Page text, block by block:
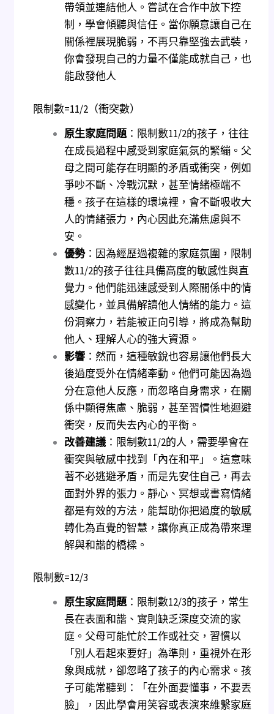
帶領並連結他人。嘗試在合作中放下控
制，學會傾聽與信任。當你願意讓自己在
關係裡展現脆弱，不再只靠堅強去武裝，
你會發現自己的力量不僅能成就自己，也
能啟發他人
限制數=11/2（衝突數）
原生家庭問題：限制數11/2的孩子，往往
在成長過程中感受到家庭氣氛的緊繃。父
母之間可能存在明顯的矛盾或衝突，例如
爭吵不斷、冷戰沉默，甚至情緒極端不
穩。孩子在這樣的環境裡，會不斷吸收大
人的情緒張力，內心因此充滿焦慮與不
安。
優勢：因為經歷過複雜的家庭氛圍，限制
數11/2的孩子往往具備高度的敏感性與直
覺力。他們能迅速感受到人際關係中的情
感變化，並具備解讀他人情緒的能力。這
份洞察力，若能被正向引導，將成為幫助
他人、理解人心的強大資源。
影響：然而，這種敏銳也容易讓他們長大
後過度受外在情緒牽動。他們可能因為過
分在意他人反應，而忽略自身需求，在關
係中顯得焦慮、脆弱，甚至習慣性地迴避
衝突，反而失去內心的平衡。
改善建議：限制數11/2的人，需要學會在
衝突與敏感中找到「內在和平」。這意味
著不必逃避矛盾，而是先安住自己，再去
面對外界的張力。靜心、冥想或書寫情緒
都是有效的方法，能幫助你把過度的敏感
轉化為直覺的智慧，讓你真正成為帶來理
解與和諧的橋樑。
限制數=12/3
原生家庭問題：限制數12/3的孩子，常生
長在表面和諧、實則缺乏深度交流的家
庭。父母可能忙於工作或社交，習慣以
「別人看起來要好」為準則，重視外在形
象與成就，卻忽略了孩子的內心需求。孩
子可能常聽到：「在外面要懂事，不要丟
臉」，因此學會用笑容或表演來維繫家庭